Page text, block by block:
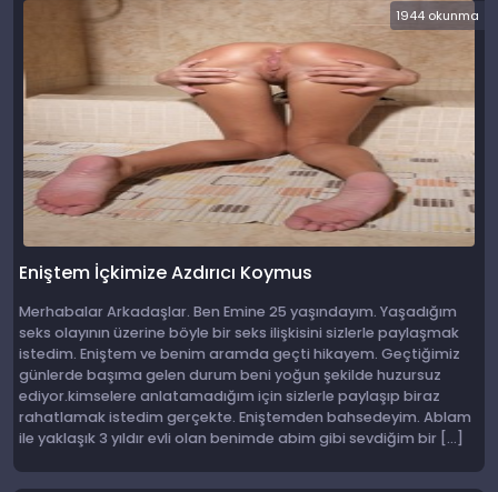
1944 okunma
Eniştem İçkimize Azdırıcı Koymus
Merhabalar Arkadaşlar. Ben Emine 25 yaşındayım. Yaşadığım
seks olayının üzerine böyle bir seks ilişkisini sizlerle paylaşmak
istedim. Eniştem ve benim aramda geçti hikayem. Geçtiğimiz
günlerde başıma gelen durum beni yoğun şekilde huzursuz
ediyor.kimselere anlatamadığım için sizlerle paylaşıp biraz
rahatlamak istedim gerçekte. Eniştemden bahsedeyim. Ablam
ile yaklaşık 3 yıldır evli olan benimde abim gibi sevdiğim bir […]